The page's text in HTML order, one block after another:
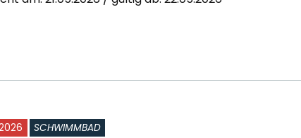
SCHWIMMBAD